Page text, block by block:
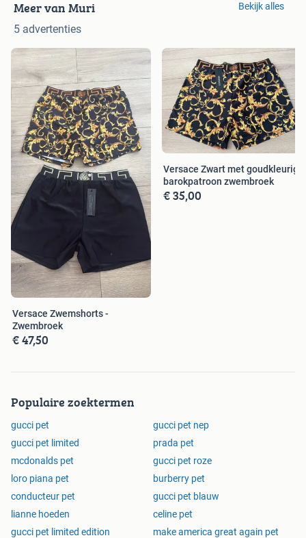
Meer van Muri
5 advertenties
Bekijk alles
Versace Zwemshorts -
Zwembroek
€ 47,50
Versace Zwart met goudkleurig
barokpatroon zwembroek
€ 35,00
Populaire zoektermen
gucci pet
gucci pet nep
gucci pet limited
prada pet
mcdonalds pet
gucci pet roze
loro piana pet
burberry pet
conducteur pet
gucci pet blauw
lianne hoeden
celine pet
gucci pet limited edition
make america great again pet